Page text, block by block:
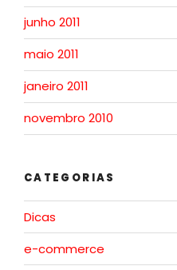
junho 2011
maio 2011
janeiro 2011
novembro 2010
CATEGORIAS
Dicas
e-commerce